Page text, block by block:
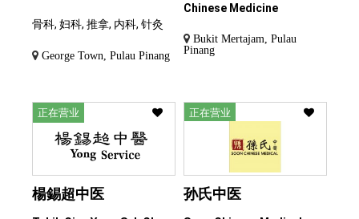
骨科, 妇科, 推拿, 内科, 针灸
George Town, Pulau Pinang
Chinese Medicine
Bukit Mertajam, Pulau
Pinang
正在营业
楊錫超中医
正在营业
孙氏中医